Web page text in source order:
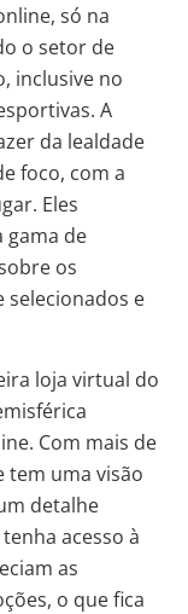
só na
o setor de
inclusive no
A
da lealdade
foco, com a
Eles
gama de
os
e
loja virtual do
Com mais de
tem uma visão
detalhe
acesso à
as
o que fica